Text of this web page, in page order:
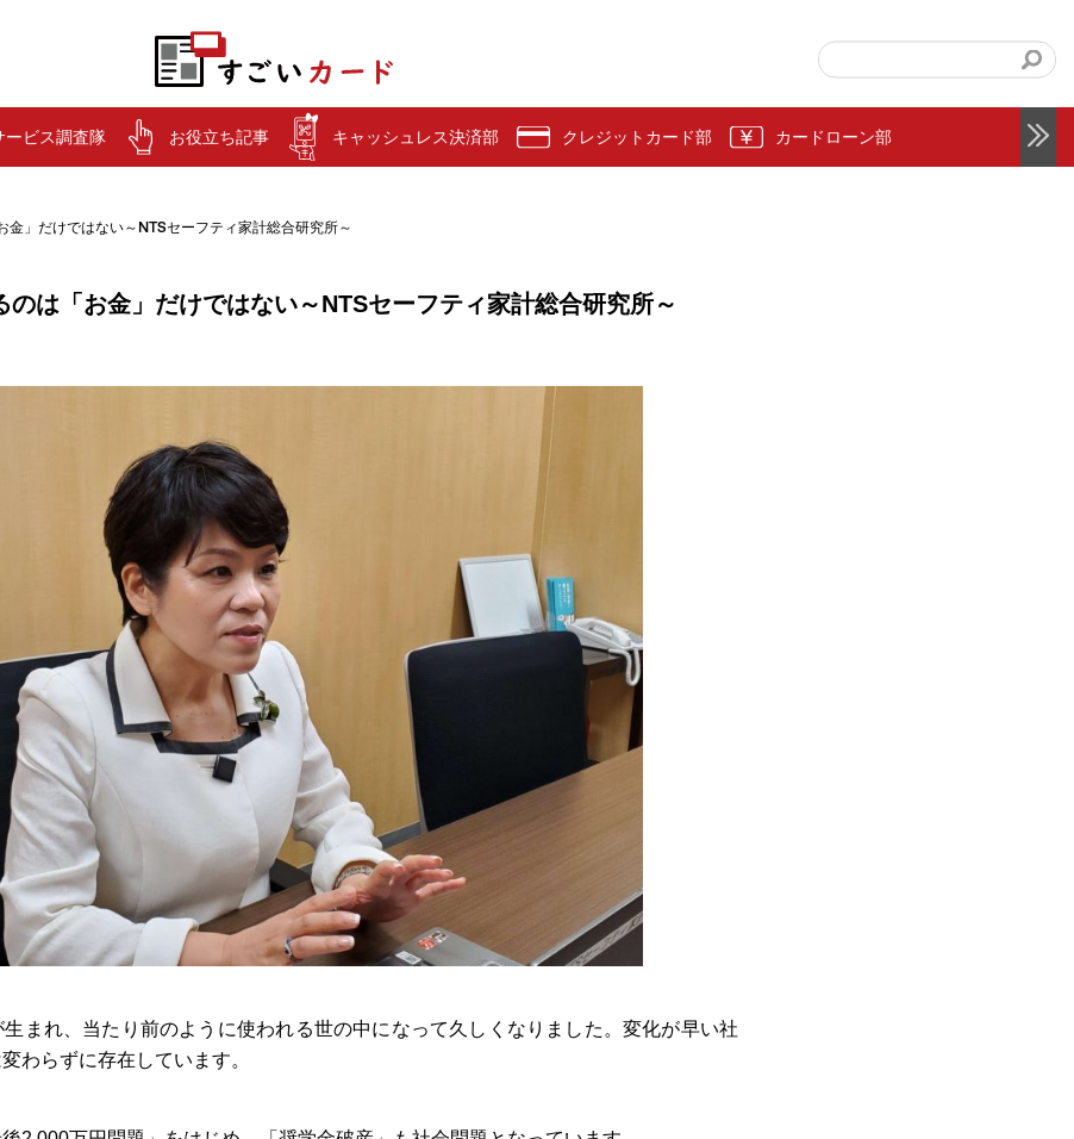
ービス調査隊 お役立ち記事 キャッシュレス決済部 クレジットカード部 カードローン部
金」だけではない～NTSセーフティ家計総合研究所～
のは「お金」だけではない～NTSセーフティ家計総合研究所～
生まれ、当たり前のように使われる世の中になって久しくなりました。変化が早い社
わらずに存在しています。